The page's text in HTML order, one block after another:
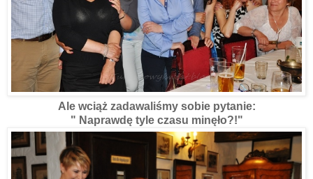
Ale wciąż zadawaliśmy sobie pytanie:
" Naprawdę tyle czasu minęło?!"